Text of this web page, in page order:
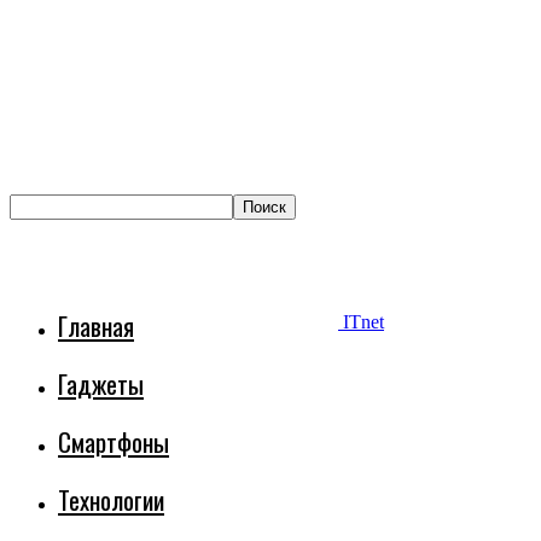
ITnet
Главная
Гаджеты
Смартфоны
Технологии